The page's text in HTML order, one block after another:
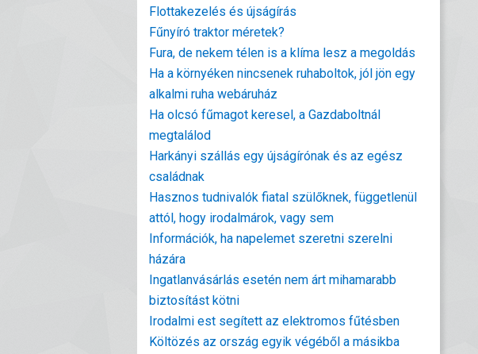
Flottakezelés és újságírás
Fűnyíró traktor méretek?
Fura, de nekem télen is a klíma lesz a megoldás
Ha a környéken nincsenek ruhaboltok, jól jön egy
alkalmi ruha webáruház
Ha olcsó fűmagot keresel, a Gazdaboltnál
megtalálod
Harkányi szállás egy újságírónak és az egész
családnak
Hasznos tudnivalók fiatal szülőknek, függetlenül
attól, hogy irodalmárok, vagy sem
Információk, ha napelemet szeretni szerelni
házára
Ingatlanvásárlás esetén nem árt mihamarabb
biztosítást kötni
Irodalmi est segített az elektromos fűtésben
Költözés az ország egyik végéből a másikba